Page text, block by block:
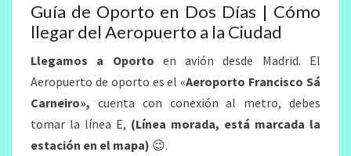
Guía de Oporto en Dos Días | Cómo
llegar del Aeropuerto a la Ciudad
Llegamos a Oporto en avión desde Madrid. El
Aeropuerto de oporto es el «Aeroporto Francisco Sá
Carneiro», cuenta con conexión al metro, debes
tomar la línea E, (Línea morada, está marcada la
estación en el mapa) 😉.